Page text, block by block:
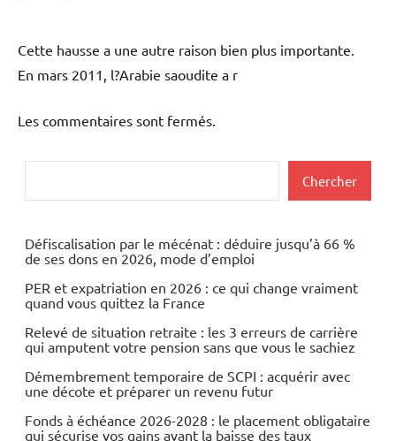
Cette hausse a une autre raison bien plus importante.
En mars 2011, l?Arabie saoudite a r
Les commentaires sont fermés.
Chercher
Défiscalisation par le mécénat : déduire jusqu’à 66 %
de ses dons en 2026, mode d’emploi
PER et expatriation en 2026 : ce qui change vraiment
quand vous quittez la France
Relevé de situation retraite : les 3 erreurs de carrière
qui amputent votre pension sans que vous le sachiez
Démembrement temporaire de SCPI : acquérir avec
une décote et préparer un revenu futur
Fonds à échéance 2026-2028 : le placement obligataire
qui sécurise vos gains avant la baisse des taux